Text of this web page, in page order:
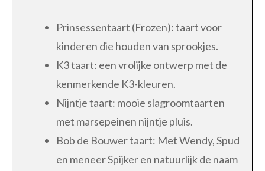
Prinsessentaart (Frozen): taart voor
kinderen die houden van sprookjes.
K3 taart: een vrolijke ontwerp met de
kenmerkende K3-kleuren.
Nijntje taart: mooie slagroomtaarten
met marsepeinen nijntje pluis.
Bob de Bouwer taart: Met Wendy, Spud
en meneer Spijker en natuurlijk de naam